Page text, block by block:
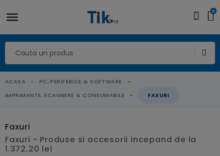
0
ACASA
PC, PERIFERICE & SOFTWARE
IMPRIMANTE, SCANNERE & CONSUMABILE
FAXURI
Faxuri
Faxuri - Produse si accesorii incepand de la
1.372,20 lei